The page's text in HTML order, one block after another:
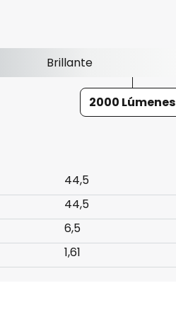
Brillante
2000 Lúmenes
44,5
44,5
6,5
1,61